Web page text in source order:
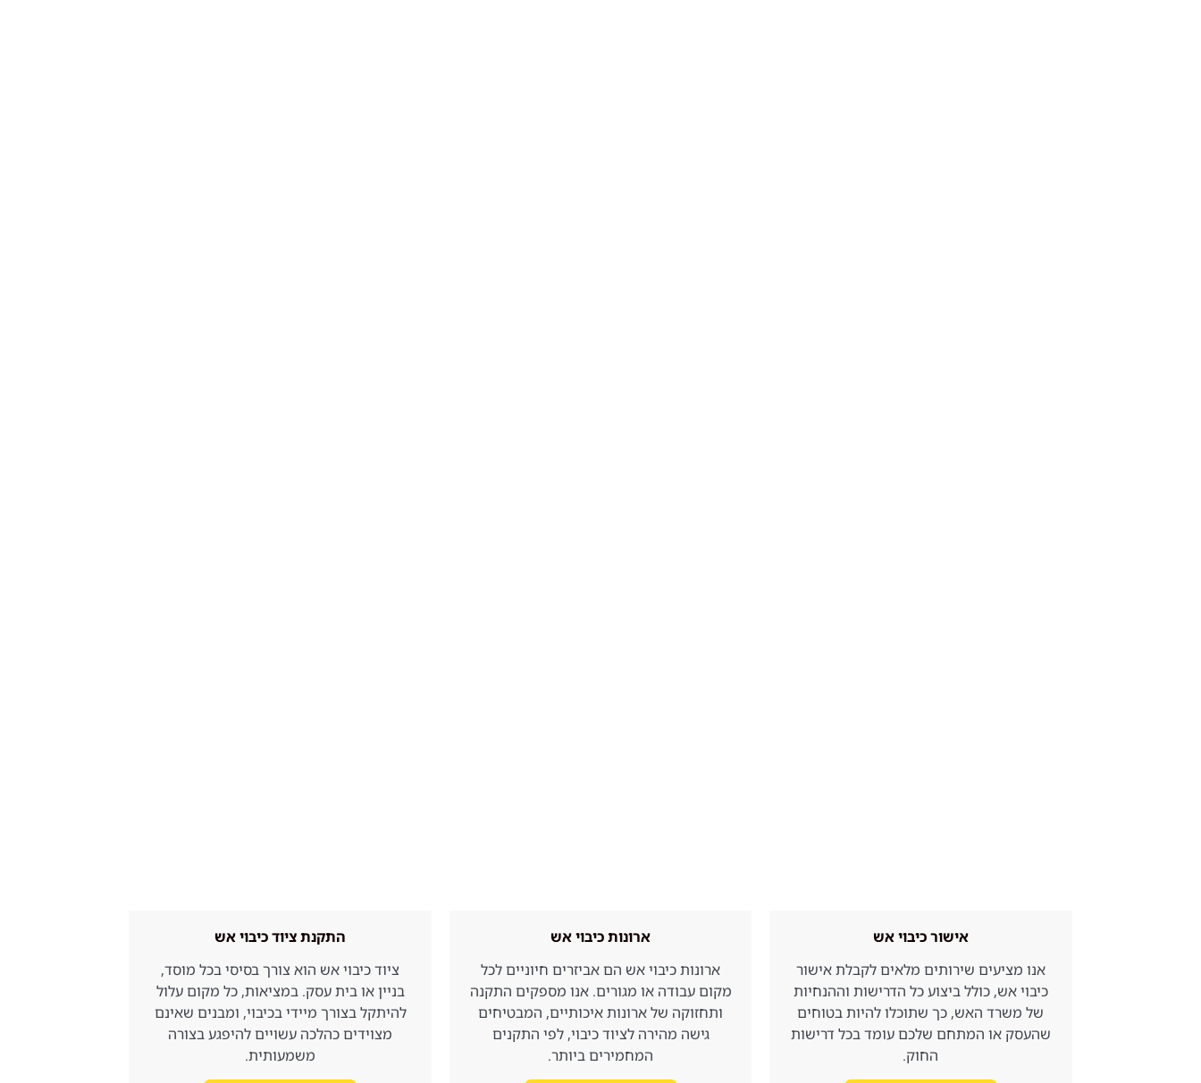
אישור כיבוי אש
אנו מציעים שירותים מלאים לקבלת אישור
כיבוי אש, כולל ביצוע כל הדרישות וההנחיות
של משרד האש, כך שתוכלו להיות בטוחים
שהעסק או המתחם שלכם עומד בכל דרישות
החוק.
ארונות כיבוי אש
ארונות כיבוי אש הם אביזרים חיוניים לכל
מקום עבודה או מגורים. אנו מספקים התקנה
ותחזוקה של ארונות איכותיים, המבטיחים
גישה מהירה לציוד כיבוי, לפי התקנים
המחמירים ביותר.
התקנת ציוד כיבוי אש
ציוד כיבוי אש הוא צורך בסיסי בכל מוסד,
בניין או בית עסק. במציאות, כל מקום עלול
להיתקל בצורך מיידי בכיבוי, ומבנים שאינם
מצוידים כהלכה עשויים להיפגע בצורה
משמעותית.